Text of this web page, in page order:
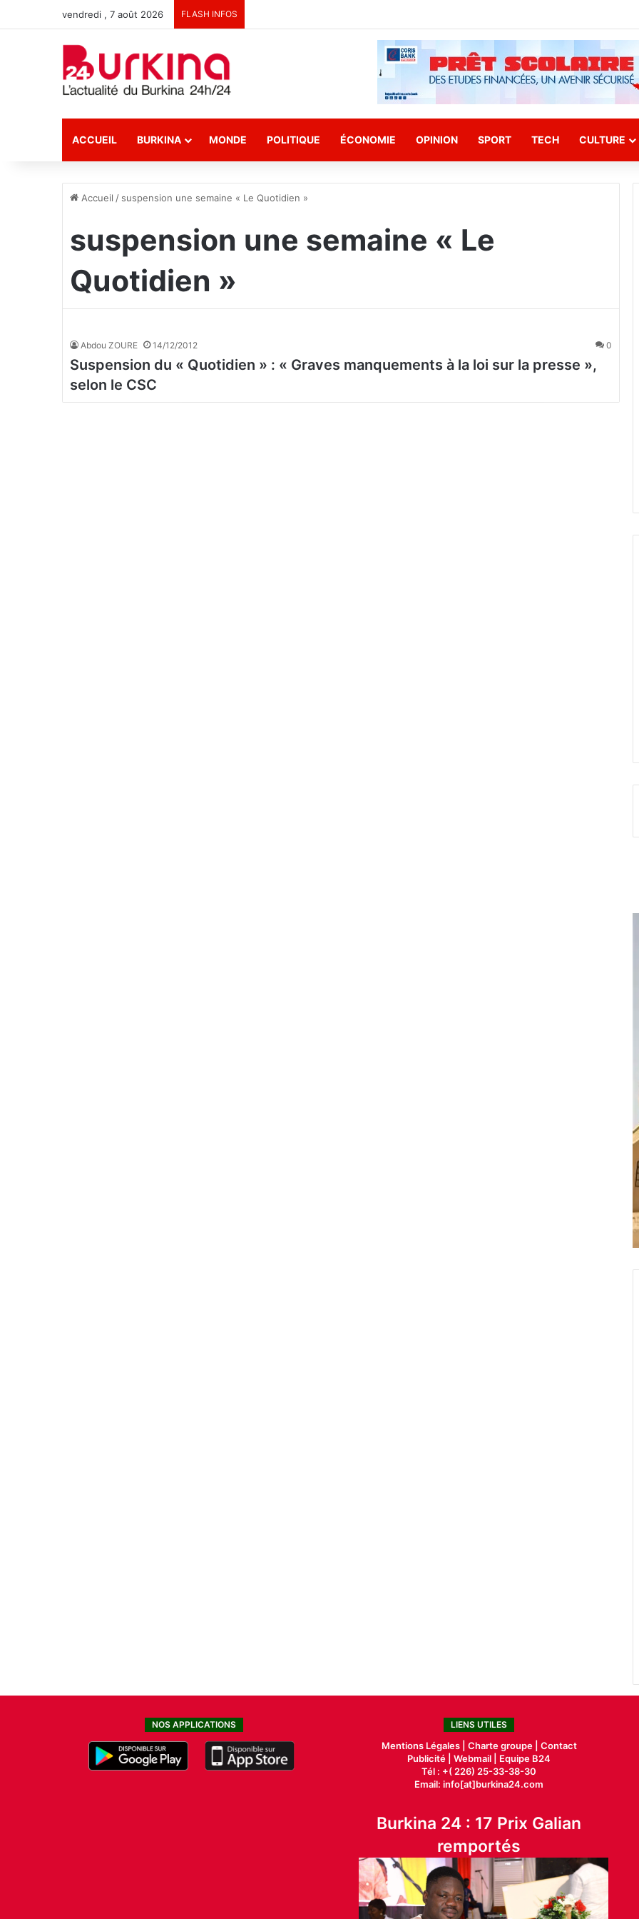
vendredi , 7 août 2026 FLASH INFOS
ACCUEIL BURKINA MONDE POLITIQUE ÉCONOMIE OPINION SPORT TECH CULTURE
Accueil / suspension une semaine « Le Quotidien »
suspension une semaine « Le
Quotidien »
Abdou ZOURE 14/12/2012 0
Suspension du « Quotidien » : « Graves manquements à la loi sur la presse »,
selon le CSC
NOS APPLICATIONS LIENS UTILES
Mentions Légales | Charte groupe | Contact
Publicité |Webmail |
Equipe B24
Tél : +( 226) 25-33-38-30
Email: info[at]burkina24.com
Burkina 24 : 17 Prix Galian
remportés